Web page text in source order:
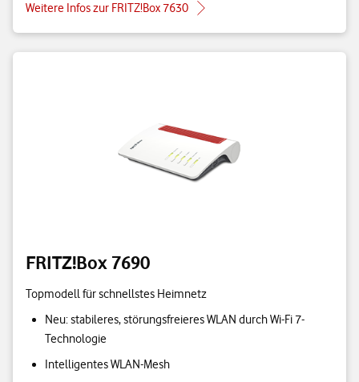
Weitere Infos zur FRITZ!Box 7630
FRITZ!Box 7690
Topmodell für schnellstes Heimnetz
Neu: stabileres, störungsfreieres WLAN durch Wi-Fi 7-
Technologie
Intelligentes WLAN-Mesh